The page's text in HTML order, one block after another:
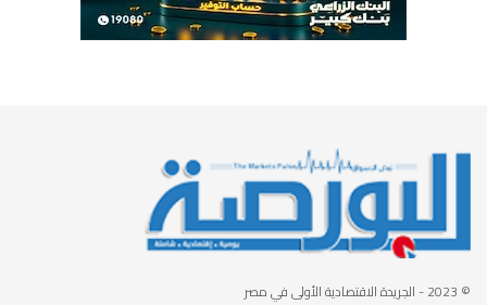
© 2023 - الجريدة الاقتصادية الأولى في مصر